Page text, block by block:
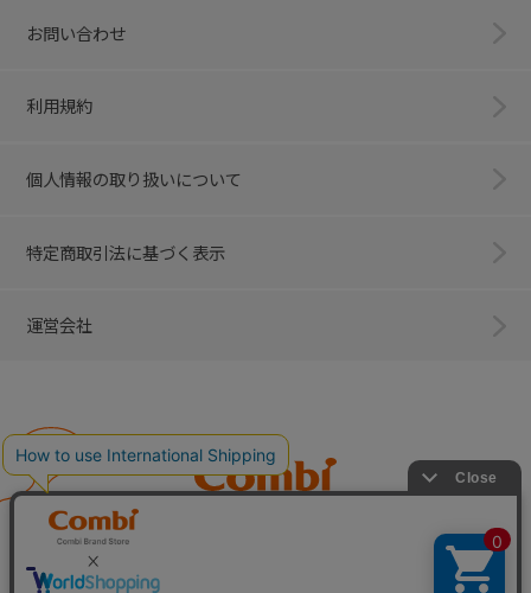
お問い合わせ
利用規約
個人情報の取り扱いについて
特定商取引法に基づく表示
運営会社